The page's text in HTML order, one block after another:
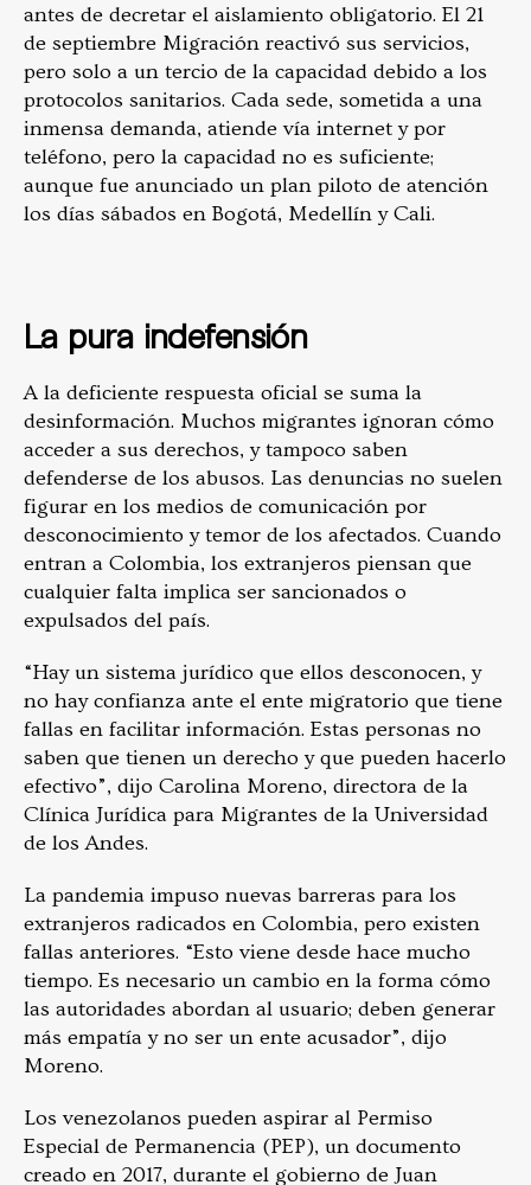
antes de decretar el aislamiento obligatorio. El 21
de septiembre Migración reactivó sus servicios,
pero solo a un tercio de la capacidad debido a los
protocolos sanitarios. Cada sede, sometida a una
inmensa demanda, atiende vía internet y por
teléfono, pero la capacidad no es suficiente;
aunque fue anunciado un plan piloto de atención
los días sábados en Bogotá, Medellín y Cali.
La pura indefensión
A la deficiente respuesta oficial se suma la
desinformación. Muchos migrantes ignoran cómo
acceder a sus derechos, y tampoco saben
defenderse de los abusos. Las denuncias no suelen
figurar en los medios de comunicación por
desconocimiento y temor de los afectados. Cuando
entran a Colombia, los extranjeros piensan que
cualquier falta implica ser sancionados o
expulsados del país.
“Hay un sistema jurídico que ellos desconocen, y
no hay confianza ante el ente migratorio que tiene
fallas en facilitar información. Estas personas no
saben que tienen un derecho y que pueden hacerlo
efectivo”, dijo Carolina Moreno, directora de la
Clínica Jurídica para Migrantes de la Universidad
de los Andes.
La pandemia impuso nuevas barreras para los
extranjeros radicados en Colombia, pero existen
fallas anteriores. “Esto viene desde hace mucho
tiempo. Es necesario un cambio en la forma cómo
las autoridades abordan al usuario; deben generar
más empatía y no ser un ente acusador”, dijo
Moreno.
Los venezolanos pueden aspirar al Permiso
Especial de Permanencia (PEP), un documento
creado en 2017, durante el gobierno de Juan